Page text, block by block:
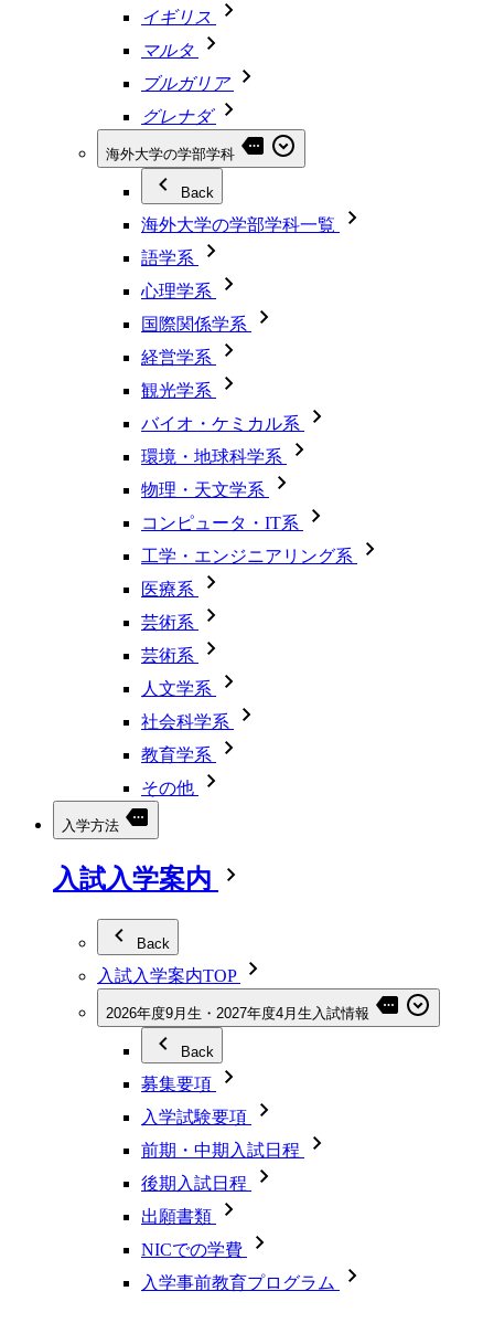
イギリス
マルタ
ブルガリア
グレナダ
海外大学の学部学科
Back
海外大学の学部学科一覧
語学系
心理学系
国際関係学系
経営学系
観光学系
バイオ・ケミカル系
環境・地球科学系
物理・天文学系
コンピュータ・IT系
工学・エンジニアリング系
医療系
芸術系
芸術系
人文学系
社会科学系
教育学系
その他
入学方法
入試入学案内
Back
入試入学案内TOP
2026年度9月生・2027年度4月生入試情報
Back
募集要項
入学試験要項
前期・中期入試日程
後期入試日程
出願書類
NICでの学費
入学事前教育プログラム